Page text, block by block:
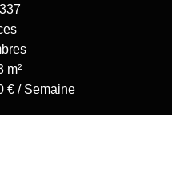
m²
€ / Semaine